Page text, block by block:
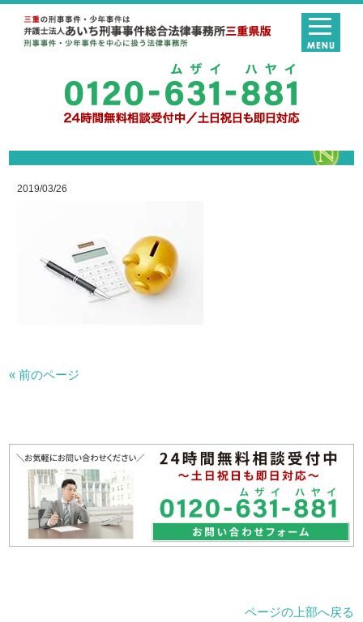
2019/03/26
« 前のページ
ページの上部へ戻る